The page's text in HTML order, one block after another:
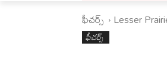
ఫీచ‌ర్స్ ‌ Lesser
ఫీచ‌ర్స్ ‌